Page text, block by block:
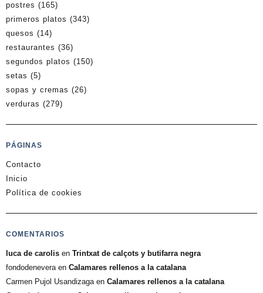
postres (165)
primeros platos (343)
quesos (14)
restaurantes (36)
segundos platos (150)
setas (5)
sopas y cremas (26)
verduras (279)
PÁGINAS
Contacto
Inicio
Política de cookies
COMENTARIOS
luca de carolis en Trintxat de calçots y butifarra negra
fondodeneveraen Calamares rellenos a la catalana
Carmen Pujol Usandizagaen Calamares rellenos a la catalana